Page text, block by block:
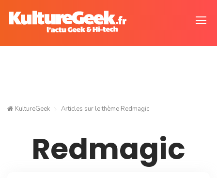
KultureGeek Articles sur le thème Redmagic
Redmagic